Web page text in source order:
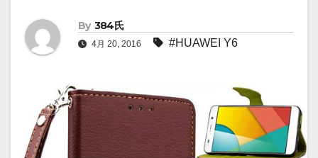
By 384氏
4月 20, 2016 #HUAWEI Y6